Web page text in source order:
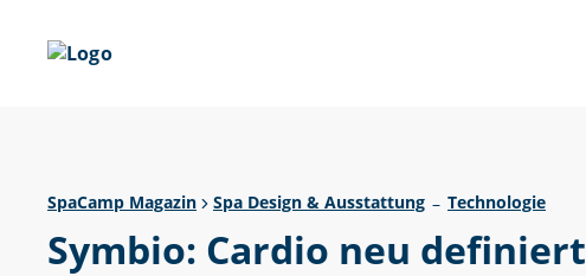
SpaCamp Magazin Spa Design & Ausstattung – Technologie
Symbio: Cardio neu definiert